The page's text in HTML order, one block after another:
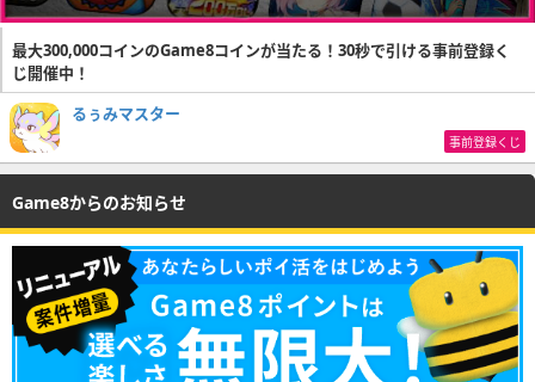
最大300,000コインのGame8コインが当たる！30秒で引ける事前登録く
じ開催中！
るぅみマスター
事前登録くじ
Game8からのお知らせ